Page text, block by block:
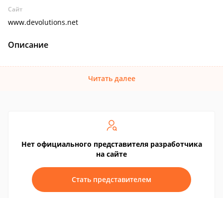
Сайт
www.devolutions.net
Описание
Читать далее
Нет официального представителя разработчика
на сайте
Стать представителем